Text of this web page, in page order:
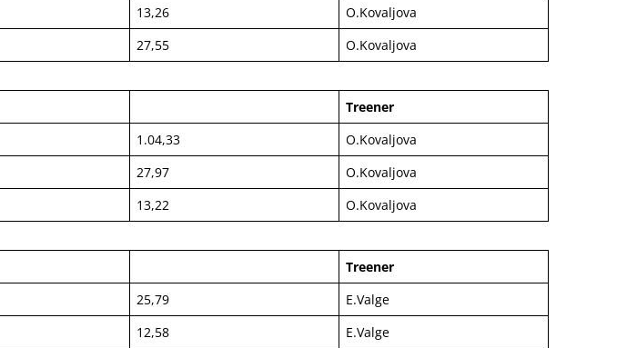
13,26
O.Kovaljova
27,55 O.Kovaljova
Treener
1.04,33
O.Kovaljova
27,97
O.Kovaljova
13,22 O.Kovaljova
Treener
25,79
E.Valge
12,58
E.Valge